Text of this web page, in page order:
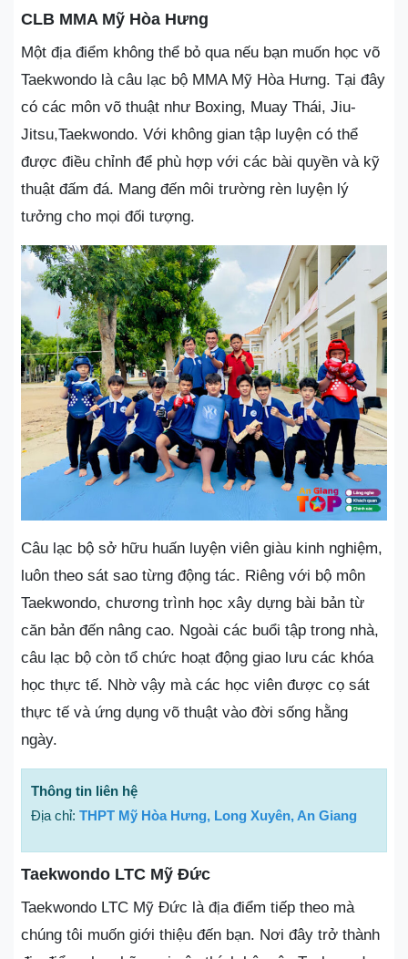
CLB MMA Mỹ Hòa Hưng
Một địa điểm không thể bỏ qua nếu bạn muốn học võ
Taekwondo là câu lạc bộ MMA Mỹ Hòa Hưng. Tại đây
có các môn võ thuật như Boxing, Muay Thái, Jiu-
Jitsu,Taekwondo. Với không gian tập luyện có thể
được điều chỉnh để phù hợp với các bài quyền và kỹ
thuật đấm đá. Mang đến môi trường rèn luyện lý
tưởng cho mọi đối tượng.
Câu lạc bộ sở hữu huấn luyện viên giàu kinh nghiệm,
luôn theo sát sao từng động tác. Riêng với bộ môn
Taekwondo, chương trình học xây dựng bài bản từ
căn bản đến nâng cao. Ngoài các buổi tập trong nhà,
câu lạc bộ còn tổ chức hoạt động giao lưu các khóa
học thực tế. Nhờ vậy mà các học viên được cọ sát
thực tế và ứng dụng võ thuật vào đời sống hằng
ngày.
Thông tin liên hệ
Địa chỉ: THPT Mỹ Hòa Hưng, Long Xuyên, An Giang
Taekwondo LTC Mỹ Đức
Taekwondo LTC Mỹ Đức là địa điểm tiếp theo mà
chúng tôi muốn giới thiệu đến bạn. Nơi đây trở thành